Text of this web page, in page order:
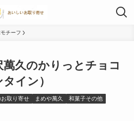
チーフ
萬久のかりっとチョコ
イン）
取り寄せ まめや萬久 和菓子その他